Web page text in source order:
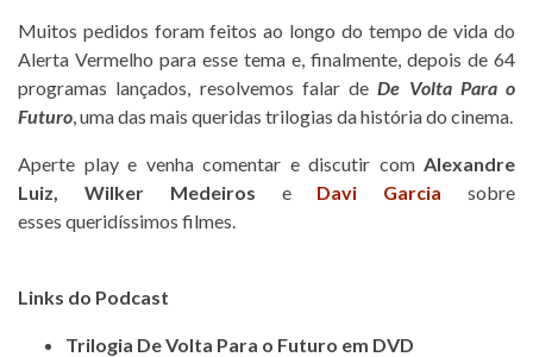
Muitos pedidos foram feitos ao longo do tempo de vida do
Alerta Vermelho para esse tema e, finalmente, depois de 64
programas lançados, resolvemos falar deDe Volta Para o
Futuro, uma das mais queridas trilogias da história do cinema.
Aperte play e venha comentar e discutir com Alexandre
Luiz, Wilker Medeiros e Davi Garcia sobre
esses queridíssimos filmes.
Links do Podcast
Trilogia De Volta Para o Futuro em DVD